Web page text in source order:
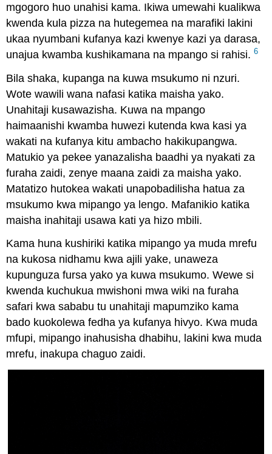
mgogoro huo unahisi kama. Ikiwa umewahi kualikwa
kwenda kula pizza na hutegemea na marafiki lakini
ukaa nyumbani kufanya kazi kwenye kazi ya darasa,
unajua kwamba kushikamana na mpango si rahisi.6
Bila shaka, kupanga na kuwa msukumo ni nzuri.
Wote wawili wana nafasi katika maisha yako.
Unahitaji kusawazisha. Kuwa na mpango
haimaanishi kwamba huwezi kutenda kwa kasi ya
wakati na kufanya kitu ambacho hakikupangwa.
Matukio ya pekee yanazalisha baadhi ya nyakati za
furaha zaidi, zenye maana zaidi za maisha yako.
Matatizo hutokea wakati unapobadilisha hatua za
msukumo kwa mipango ya lengo. Mafanikio katika
maisha inahitaji usawa kati ya hizo mbili.
Kama huna kushiriki katika mipango ya muda mrefu
na kukosa nidhamu kwa ajili yake, unaweza
kupunguza fursa yako ya kuwa msukumo. Wewe si
kwenda kuchukua mwishoni mwa wiki na furaha
safari kwa sababu tu unahitaji mapumziko kama
bado kuokolewa fedha ya kufanya hivyo. Kwa muda
mfupi, mipango inahusisha dhabihu, lakini kwa muda
mrefu, inakupa chaguo zaidi.